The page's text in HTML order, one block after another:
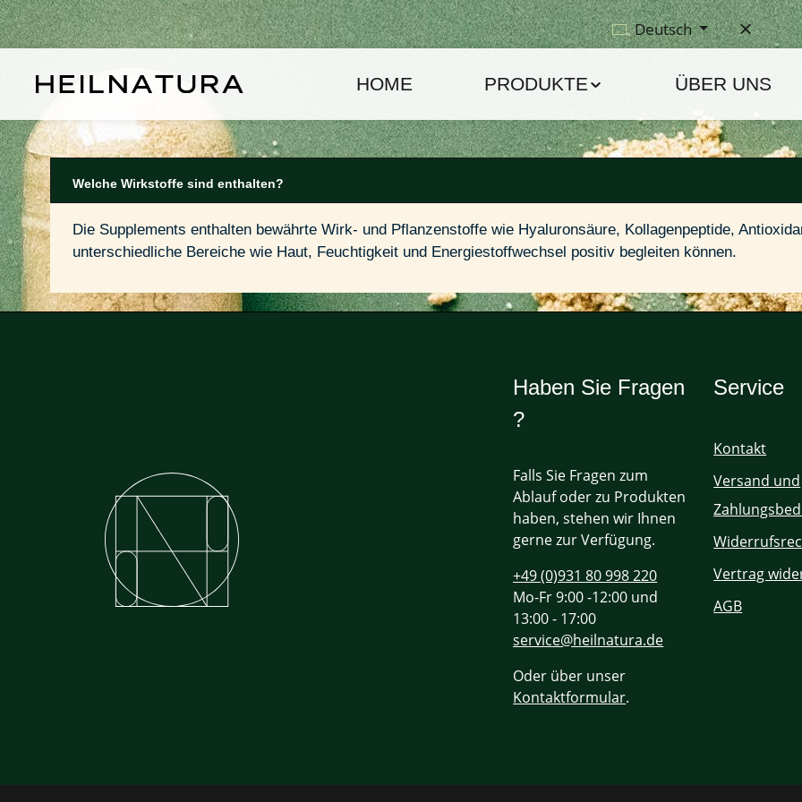
Hauptinhalt springen
Zur Hauptnavigation springen Deutsch
HOME PRODUKTE ÜBER UNS
Welche Wirkstoffe sind enthalten?
Die Supplements enthalten bewährte Wirk- und Pflanzenstoffe wie Hyaluronsäure, Kollagenpeptide,
unterschiedliche Bereiche wie Haut, Feuchtigkeit und Energiestoffwechsel positiv begleiten können.
Haben Sie Fragen
?
Falls Sie Fragen zum
Ablauf oder zu Produkten
haben, stehen wir Ihnen
gerne zur Verfügung.
+49 (0)931 80 998 220
Mo-Fr 9:00 -12:00 und
13:00 - 17:00
service@heilnatura.de
Oder über unser
Kontaktformular.
Service
Kontakt
Versand und
Vertrag
AGB